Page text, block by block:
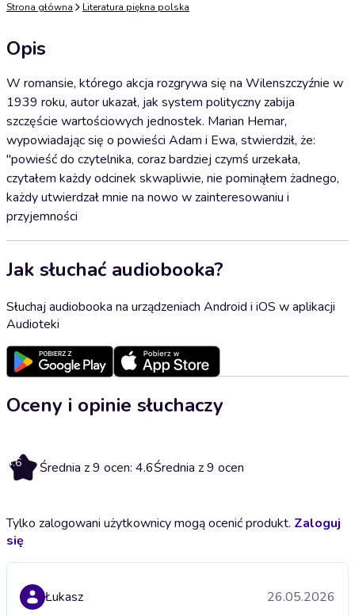
Strona główna Literatura piękna polska
Opis
W romansie, którego akcja rozgrywa się na Wilenszczyźnie w
1939 roku, autor ukazał, jak system polityczny zabija
szczęście wartościowych jednostek. Marian Hemar,
wypowiadając się o powieści Adam i Ewa, stwierdził, że:
"powieść do czytelnika, coraz bardziej czymś urzekała,
czytałem każdy odcinek skwapliwie, nie pominąłem żadnego,
każdy utwierdzał mnie na nowo w zainteresowaniu i
przyjemności
Jak słuchać audiobooka?
Słuchaj audiobooka na urządzeniach Android i iOS w aplikacji
Audioteki
Oceny i opinie słuchaczy
4.6 Średnia z 9 ocen: 4.6Średnia z 9 ocen
Tylko zalogowani użytkownicy mogą ocenić produkt. Zaloguj
się
Łukasz 26.05.2026